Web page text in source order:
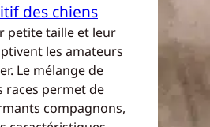
des chiens
petite taille et leur
les amateurs
Le mélange de
races permet de
compagnons,